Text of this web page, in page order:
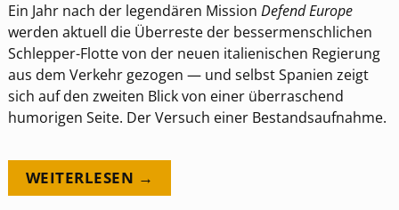
Ein Jahr nach der legendären Mission Defend Europe
werden aktuell die Überreste der bessermenschlichen
Schlepper-Flotte von der neuen italienischen Regierung
aus dem Verkehr gezogen — und selbst Spanien zeigt
sich auf den zweiten Blick von einer überraschend
humorigen Seite. Der Versuch einer Bestandsaufnahme.
WEITERLESEN →